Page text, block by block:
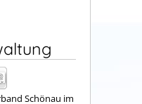
Schönau im